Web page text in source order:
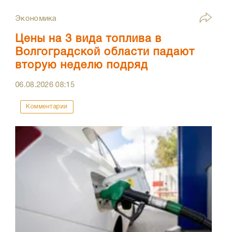
Экономика
Цены на 3 вида топлива в
Волгоградской области падают
вторую неделю подряд
06.08.202608:15
Комментарии